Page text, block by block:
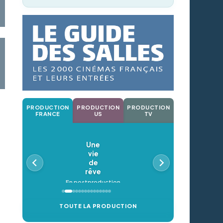
PRODUCTION
FRANCE
PRODUCTION
US
PRODUCTION
TV
Une
vie
de
rêve
En postproduction
TOUTE LA PRODUCTION